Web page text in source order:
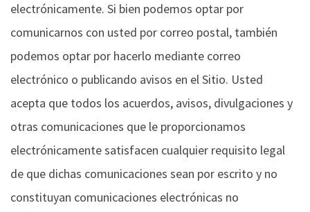
electrónicamente. Si bien podemos optar por
comunicarnos con usted por correo postal, también
podemos optar por hacerlo mediante correo
electrónico o publicando avisos en el Sitio. Usted
acepta que todos los acuerdos, avisos, divulgaciones y
otras comunicaciones que le proporcionamos
electrónicamente satisfacen cualquier requisito legal
de que dichas comunicaciones sean por escrito y no
constituyan comunicaciones electrónicas no